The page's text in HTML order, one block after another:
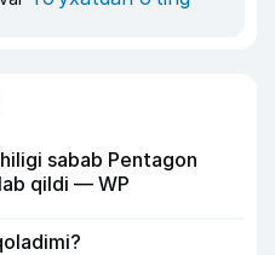
sabab Pentagon
qildi — WP